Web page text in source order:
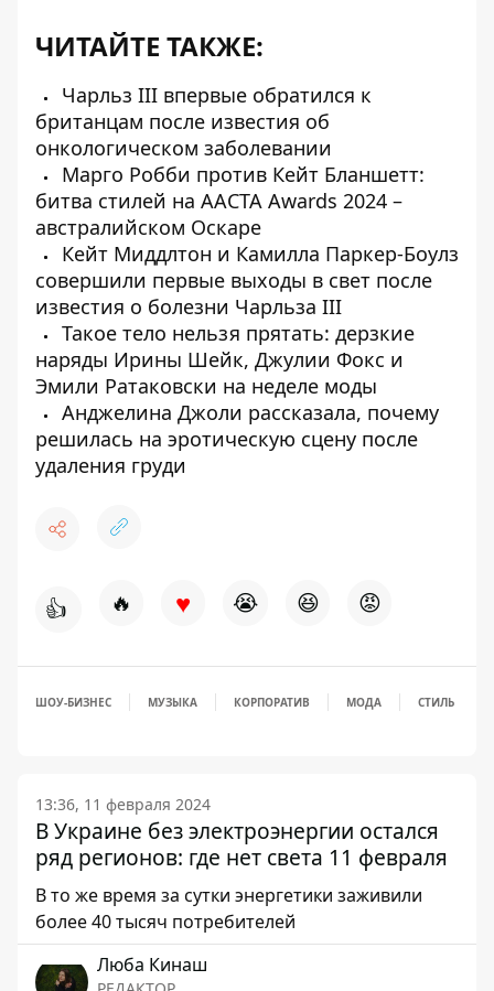
ЧИТАЙТЕ ТАКЖЕ:
Чарльз III впервые обратился к
британцам после известия об
онкологическом заболевании
Марго Робби против Кейт Бланшетт:
битва стилей на AACTA Awards 2024 –
австралийском Оскаре
Кейт Миддлтон и Камилла Паркер-Боулз
совершили первые выходы в свет после
известия о болезни Чарльза III
Такое тело нельзя прятать: дерзкие
наряды Ирины Шейк, Джулии Фокс и
Эмили Ратаковски на неделе моды
Анджелина Джоли рассказала, почему
решилась на эротическую сцену после
удаления груди
👍 🔥 ♥ 😭 😆 😡
ШОУ-БИЗНЕС МУЗЫКА КОРПОРАТИВ МОДА СТИЛЬ
13:36, 11 февраля 2024
В Украине без электроэнергии остался
ряд регионов: где нет света 11 февраля
В то же время за сутки энергетики заживили
более 40 тысяч потребителей
Люба Кинаш